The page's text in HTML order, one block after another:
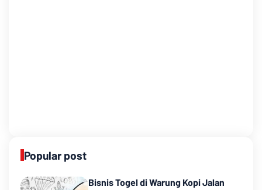
Popular post
Bisnis Togel di Warung Kopi Jalan